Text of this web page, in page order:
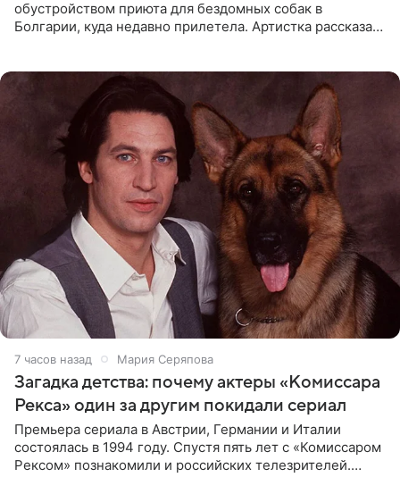
обустройством приюта для бездомных собак в
Болгарии, куда недавно прилетела. Артистка рассказала
7 часов назад Мария Серяпова
Загадка детства: почему актеры «Комиссара
Рекса» один за другим покидали сериал
Премьера сериала в Австрии, Германии и Италии
состоялась в 1994 году. Спустя пять лет с «Комиссаром
Рексом» познакомили и российских телезрителей.